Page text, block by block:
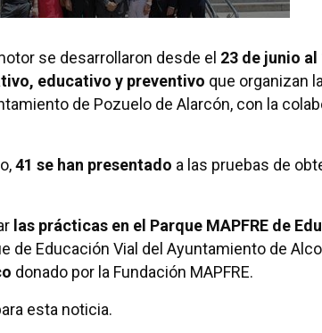
se desarrollaron desde el 23 de junio
educativo y preventivo que organizan
de Pozuelo de Alarcón, con la
41 se han presentado a las pruebas de
las prácticas en el Parque MAPFRE de
de Educación Vial del Ayuntamiento de
donado por la Fundación MAPFRE.
esta noticia.